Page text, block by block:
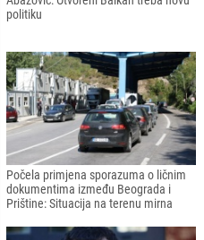
politiku
Počela primjena sporazuma o ličnim
dokumentima između Beograda i
Prištine: Situacija na terenu mirna